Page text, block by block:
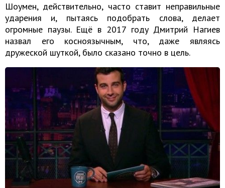
Шоумен, действительно, часто ставит неправильные
ударения и, пытаясь подобрать слова, делает
огромные паузы. Ещё в 2017 году Дмитрий Нагиев
назвал его косноязычным, что, даже являясь
дружеской шуткой, было сказано точно в цель.